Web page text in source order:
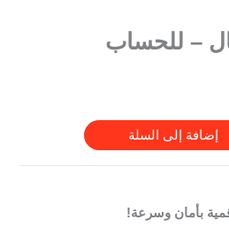
بلاي 7 ريال – للحساب
إضافة إلى السلة
بأمان وسرعة!